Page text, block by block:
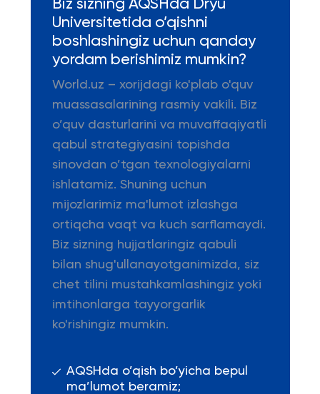
Biz sizning AQSHda Dryu
Universitetida o’qishni
boshlashingiz uchun qanday
yordam berishimiz mumkin?
World.uz – xorijdagi ko'plab o'quv
muassasalarining rasmiy vakili. Biz
o’quv dasturlarini va muvaffaqiyatli
qabul strategiyasini topishda
sinovdan o’tgan texnologiyalarni
ishlatamiz. Shuning uchun
mijozlarimiz ma'lumot izlashga
ortiqcha vaqt va kuch sarflamaydi.
Biz sizning hujjatlaringiz qabuli
bilan shug'ullanayotganimizda, siz
chet tilini mustahkamlashingiz yoki
imtihonlarga tayyorgarlik
ko'rishingiz mumkin.
AQSHda o’qish bo’yicha bepul
ma’lumot beramiz;